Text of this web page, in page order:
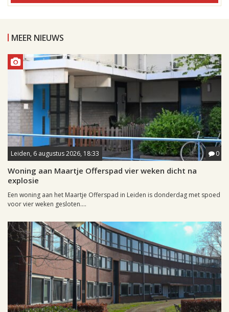
MEER NIEUWS
Leiden, 6 augustus 2026, 18:33 0
Woning aan Maartje Offerspad vier weken dicht na
explosie
Een woning aan het Maartje Offerspad in Leiden is donderdag met spoed
voor vier weken gesloten....